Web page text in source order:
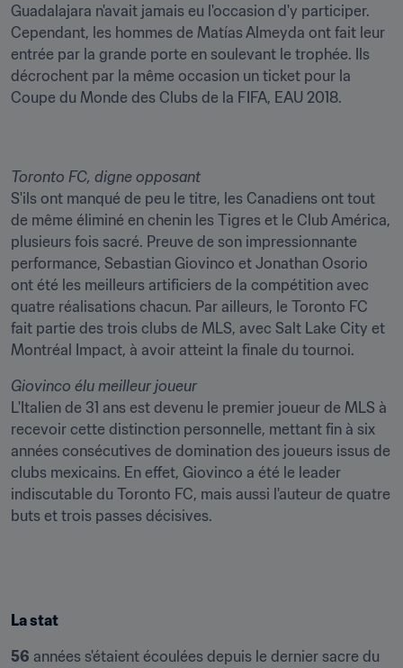
Guadalajara n'avait jamais eu l'occasion d'y participer.
Cependant, les hommes de Matías Almeyda ont fait leur
entrée par la grande porte en soulevant le trophée. Ils
décrochent par la même occasion un ticket pour la
Coupe du Monde des Clubs de la FIFA, EAU 2018.
Toronto FC, digne opposant
S'ils ont manqué de peu le titre, les Canadiens ont tout
de même éliminé en chenin les Tigres et le Club América,
plusieurs fois sacré. Preuve de son impressionnante
performance, Sebastian Giovinco et Jonathan Osorio
ont été les meilleurs artificiers de la compétition avec
quatre réalisations chacun. Par ailleurs, le Toronto FC
fait partie des trois clubs de MLS, avec Salt Lake City et
Montréal Impact, à avoir atteint la finale du tournoi.
Giovinco élu meilleur joueur
L'Italien de 31 ans est devenu le premier joueur de MLS à
recevoir cette distinction personnelle, mettant fin à six
années consécutives de domination des joueurs issus de
clubs mexicains. En effet, Giovinco a été le leader
indiscutable du Toronto FC, mais aussi l'auteur de quatre
buts et trois passes décisives.
La stat
56 années s'étaient écoulées depuis le dernier sacre du